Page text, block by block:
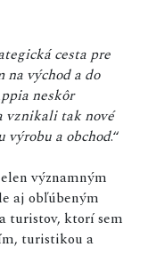
cesta pre
na východ a do
neskôr
vznikali tak nové
výrobu a obchod.“
významným
aj obľúbeným
turistov, ktorí sem
turistikou a